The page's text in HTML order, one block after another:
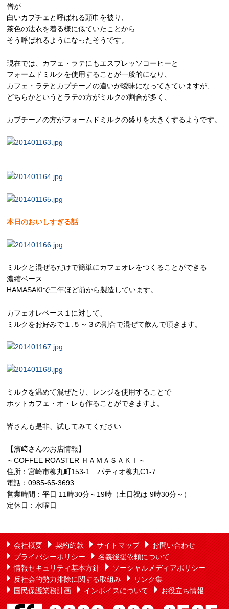
僧が
白いカプチェと呼ばれる頭巾を被り、
茶色の法衣を着る様に似ていたことから
そう呼ばれるようになったそうです。
現在では、カフェ・ラテにもエスプレッソコーヒーと
フォームドミルクを使用することが一般的になり、
カフェ・ラテとカプチーノの違いが曖昧になってきていますが、
どちらかというとラテの方がミルクの割合が多く、
カプチーノの方がフォームドミルクの盛りを大きくするようです。
本日のおいしすぎる話
ミルクと混ぜるだけで簡単にカフェオレをつくることができる
濃縮ベース
HAMASAKIで二年ほど前から製造しています。
カフェオレベース１に対して、
ミルクをお好みで１.５～３の割合で混ぜて飲んで頂きます。
ミルクを温めて混ぜたり、レンジを使用することで
ホットカフェ・オ・レも作ることができますよ。
皆さんも是非、試してみてください
【濱﨑さんのお店情報】
～COFFEE ROASTER ＨＡＭＡＳＡＫＩ～
住所：宮崎市柳丸町153-1 パティオ柳丸C1-7
電話：0985-65-3693
営業時間：平日 11時30分～19時（土日祝は 9時30分～）
定休日：水曜日
会社概要 契約約款 サイトマップ
お問い合わせ
プライバシーポリシー
名義後援依頼について
情報セキュリティ基本方針
ソーシャルメディアポリシー
反社会的勢力排除に関する取組み
リンク集
国民保護業務計画
インボイスについて お役立ち情報